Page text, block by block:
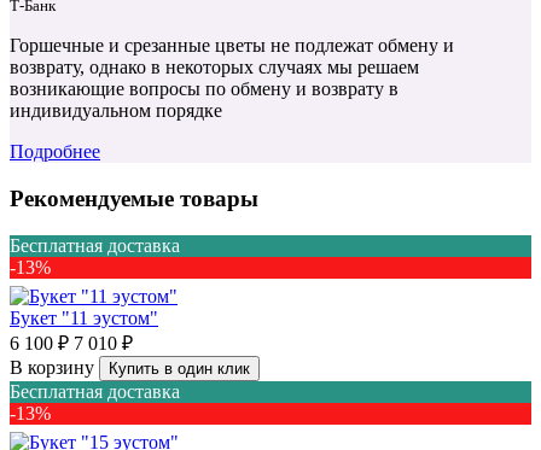
Т‑Банк
Горшечные и срезанные цветы не подлежат обмену и
возврату, однако в некоторых случаях мы решаем
возникающие вопросы по обмену и возврату в
индивидуальном порядке
Подробнее
Рекомендуемые товары
Бесплатная доставка
-13%
Букет "11 эустом"
6 100 ₽ 7 010 ₽
В корзину
Купить в один клик
Бесплатная доставка
-13%